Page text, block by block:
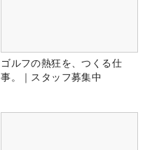
ゴルフの熱狂を、つくる仕
事。｜スタッフ募集中